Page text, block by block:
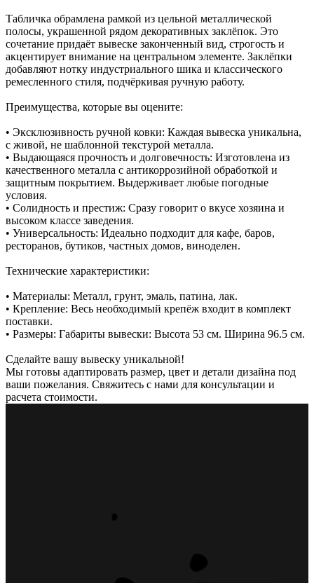
Табличка обрамлена рамкой из цельной металлической
полосы, украшенной рядом декоративных заклёпок. Это
сочетание придаёт вывеске законченный вид, строгость и
акцентирует внимание на центральном элементе. Заклёпки
добавляют нотку индустриального шика и классического
ремесленного стиля, подчёркивая ручную работу.
Преимущества, которые вы оцените:
• Эксклюзивность ручной ковки: Каждая вывеска уникальна,
с живой, не шаблонной текстурой металла.
• Выдающаяся прочность и долговечность: Изготовлена из
качественного металла с антикоррозийной обработкой и
защитным покрытием. Выдерживает любые погодные
условия.
• Солидность и престиж: Сразу говорит о вкусе хозяина и
высоком классе заведения.
• Универсальность: Идеально подходит для кафе, баров,
ресторанов, бутиков, частных домов, виноделен.
Технические характеристики:
• Материалы: Металл, грунт, эмаль, патина, лак.
• Крепление: Весь необходимый крепёж входит в комплект
поставки.
• Размеры: Габариты вывески: Высота 53 см. Ширина 96.5 см.
Сделайте вашу вывеску уникальной!
Мы готовы адаптировать размер, цвет и детали дизайна под
ваши пожелания. Свяжитесь с нами для консультации и
расчета стоимости.